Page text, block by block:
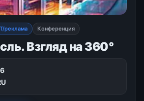
реклама Конференция
Взгляд на 360°